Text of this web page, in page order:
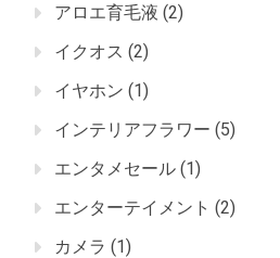
アロエ育毛液 (2)
イクオス (2)
イヤホン (1)
インテリアフラワー (5)
エンタメセール (1)
エンターテイメント (2)
カメラ (1)